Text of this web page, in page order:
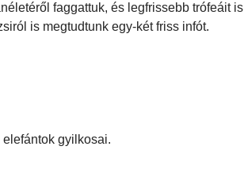
faggattuk, és legfrissebb trófeáit is
is megtudtunk egy-két friss infót.
gyilkosai.